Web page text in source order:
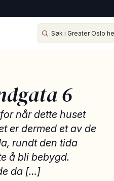
6
når dette huset
er dermed et av de
rundt den tida
å bli bebygd.
da […]